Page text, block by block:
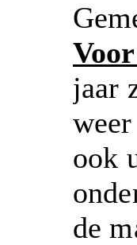
jaar
ook
de